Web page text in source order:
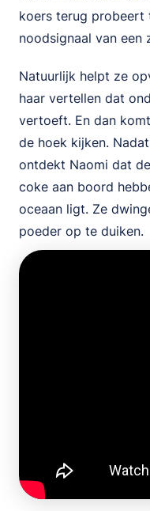
koers terug probeert
noodsignaal van een
Natuurlijk helpt ze
haar vertellen dat
vertoeft. En dan
de hoek kijken.
ontdekt Naomi dat
coke aan boord
oceaan ligt. Ze
poeder op te duiken.